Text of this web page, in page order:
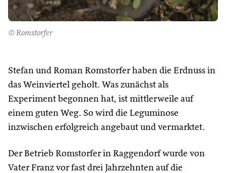
© Romstorfer
Stefan und Roman Romstorfer haben die Erdnuss in
das Weinviertel geholt. Was zunächst als
Experiment begonnen hat, ist mittlerweile auf
einem guten Weg. So wird die Leguminose
inzwischen erfolgreich angebaut und vermarktet.
Der Betrieb Romstorfer in Raggendorf wurde von
Vater Franz vor fast drei Jahrzehnten auf die